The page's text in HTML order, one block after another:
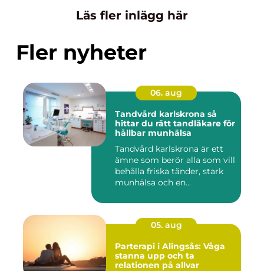
Läs fler inlägg här
Fler nyheter
06. aug
Tandvård karlskrona så
hittar du rätt tandläkare för
hållbar munhälsa
Tandvård karlskrona är ett
ämne som berör alla som vill
behålla friska tänder, stark
munhälsa och en...
05. aug
Parterapi i Alingsås: Våga
stanna upp och ta
relationen på allvar